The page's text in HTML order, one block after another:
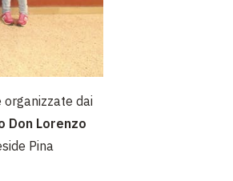
dai
Lorenzo
Pina